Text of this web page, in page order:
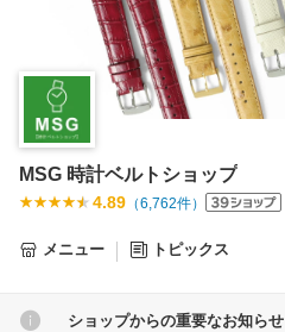
MSG 時計ベルトショップ
4.89 （6,762件）
メニュー トピックス
ショップからの重要なお知らせ